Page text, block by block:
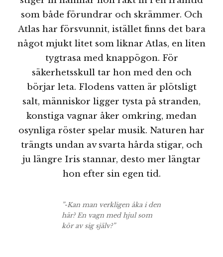
som både förundrar och skrämmer. Och
Atlas har försvunnit, istället finns det bara
något mjukt litet som liknar Atlas, en liten
tygtrasa med knappögon. För
säkerhetsskull tar hon med den och
börjar leta. Flodens vatten är plötsligt
salt, människor ligger tysta på stranden,
konstiga vagnar åker omkring, medan
osynliga röster spelar musik. Naturen har
trängts undan av svarta hårda stigar, och
ju längre Iris stannar, desto mer längtar
hon efter sin egen tid.
”-Kan man verkligen åka i den
här? En vagn med hjul som
kör av sig själv?”